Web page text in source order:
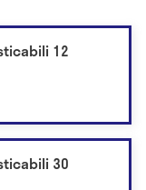
12
30